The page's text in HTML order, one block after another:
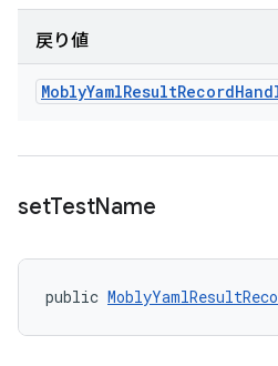
戻り値
MoblyYamlResultRecord
setTestName
public